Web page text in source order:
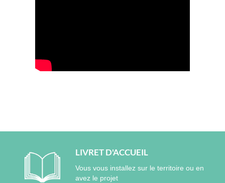
LIVRET D'ACCUEIL
Vous vous installez sur le territoire ou en
avez le projet